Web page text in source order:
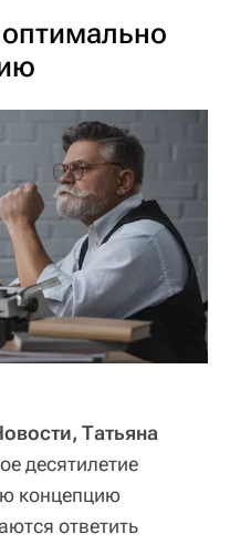
Татьяна
десятилетие
концепцию
ответить